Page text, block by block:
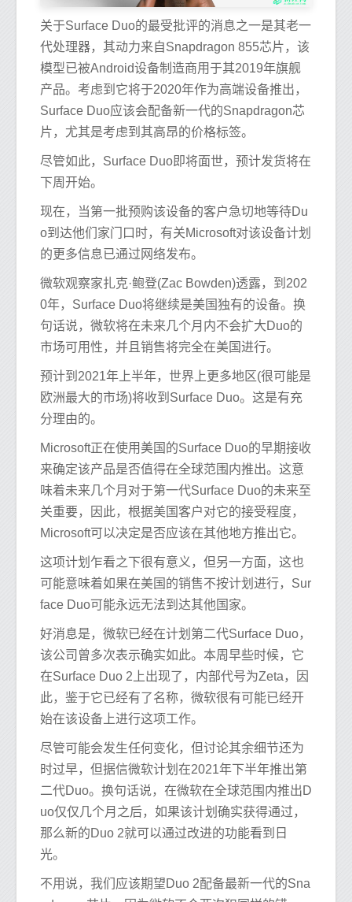
关于Surface Duo的最受批评的消息之一是其老一
代处理器，其动力来自Snapdragon 855芯片，该
模型已被Android设备制造商用于其2019年旗舰
产品。考虑到它将于2020年作为高端设备推出，
Surface Duo应该会配备新一代的Snapdragon芯
片，尤其是考虑到其高昂的价格标签。
尽管如此，Surface Duo即将面世，预计发货将在
下周开始。
现在，当第一批预购该设备的客户急切地等待Du
o到达他们家门口时，有关Microsoft对该设备计划
的更多信息已通过网络发布。
微软观察家扎克·鲍登(Zac Bowden)透露，到202
0年，Surface Duo将继续是美国独有的设备。换
句话说，微软将在未来几个月内不会扩大Duo的
市场可用性，并且销售将完全在美国进行。
预计到2021年上半年，世界上更多地区(很可能是
欧洲最大的市场)将收到Surface Duo。这是有充
分理由的。
Microsoft正在使用美国的Surface Duo的早期接收
来确定该产品是否值得在全球范围内推出。这意
味着未来几个月对于第一代Surface Duo的未来至
关重要，因此，根据美国客户对它的接受程度，
Microsoft可以决定是否应该在其他地方推出它。
这项计划乍看之下很有意义，但另一方面，这也
可能意味着如果在美国的销售不按计划进行，Sur
face Duo可能永远无法到达其他国家。
好消息是，微软已经在计划第二代Surface Duo，
该公司曾多次表示确实如此。本周早些时候，它
在Surface Duo 2上出现了，内部代号为Zeta，因
此，鉴于它已经有了名称，微软很有可能已经开
始在该设备上进行这项工作。
尽管可能会发生任何变化，但讨论其余细节还为
时过早，但据信微软计划在2021年下半年推出第
二代Duo。换句话说，在微软在全球范围内推出D
uo仅仅几个月之后，如果该计划确实获得通过，
那么新的Duo 2就可以通过改进的功能看到日
光。
不用说，我们应该期望Duo 2配备最新一代的Sna